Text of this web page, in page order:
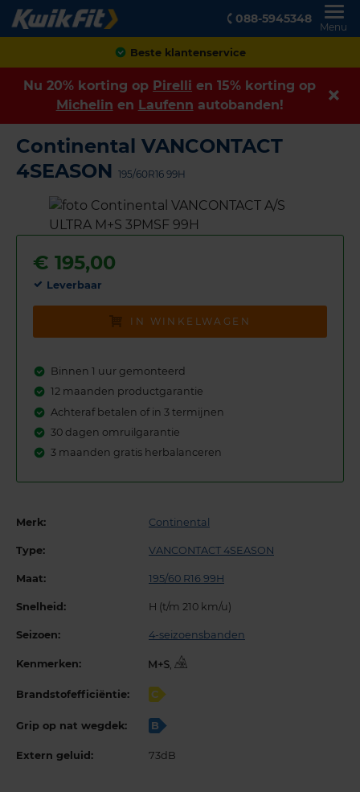
088-5945348
Menu
Achteraf betalen
Nu 20% korting op Pirelli en 15% korting op
Michelin en Laufenn autobanden!
Continental VANCONTACT
4SEASON 195/60R16 99H
€ 195,00
Leverbaar
IN WINKELWAGEN
Binnen 1 uur gemonteerd
12 maanden productgarantie
Achteraf betalen of in 3 termijnen
30 dagen omruilgarantie
3 maanden gratis herbalanceren
Merk: Continental
Type: VANCONTACT 4SEASON
Maat: 195/60 R16 99H
Snelheid: H (t/m 210 km/u)
Seizoen: 4-seizoensbanden
Kenmerken: ,
Brandstofefficiëntie: C
Grip op nat wegdek: B
Extern geluid: 73dB